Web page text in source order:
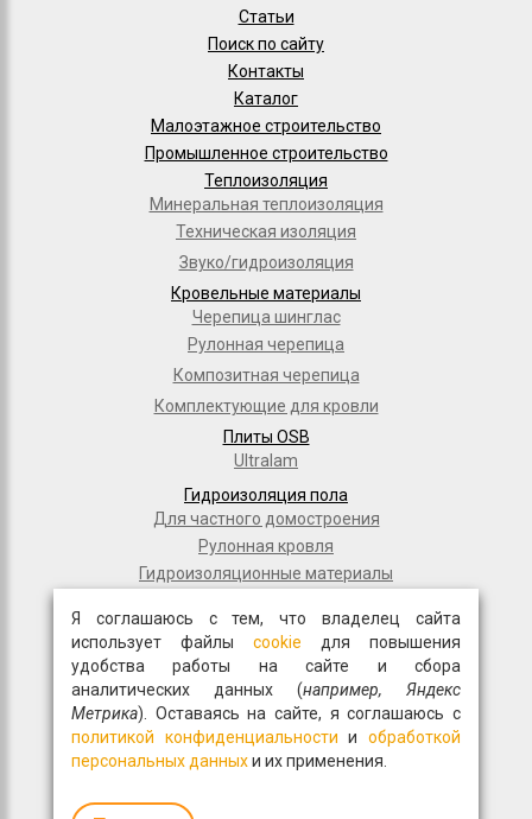
Статьи
Поиск по сайту
Контакты
Каталог
Малоэтажное строительство
Промышленное строительство
Теплоизоляция
Минеральная теплоизоляция
Техническая изоляция
Звуко/гидроизоляция
Кровельные материалы
Черепица шинглас
Рулонная черепица
Композитная черепица
Комплектующие для кровли
Плиты OSB
Ultralam
Гидроизоляция пола
Для частного домостроения
Рулонная кровля
Гидроизоляционные материалы
Полимерные мембраны
Мастики и праймеры
Общестрой
Фасадная плитка
Перемычки
Монтажные пены
Я соглашаюсь с тем, что владелец сайта
использует файлы cookie для повышения
удобства работы на сайте и сбора
аналитических данных (например, Яндекс
Метрика). Оставаясь на сайте, я соглашаюсь с
политикой конфиденциальности иобработкой
персональных данныхи их применения.